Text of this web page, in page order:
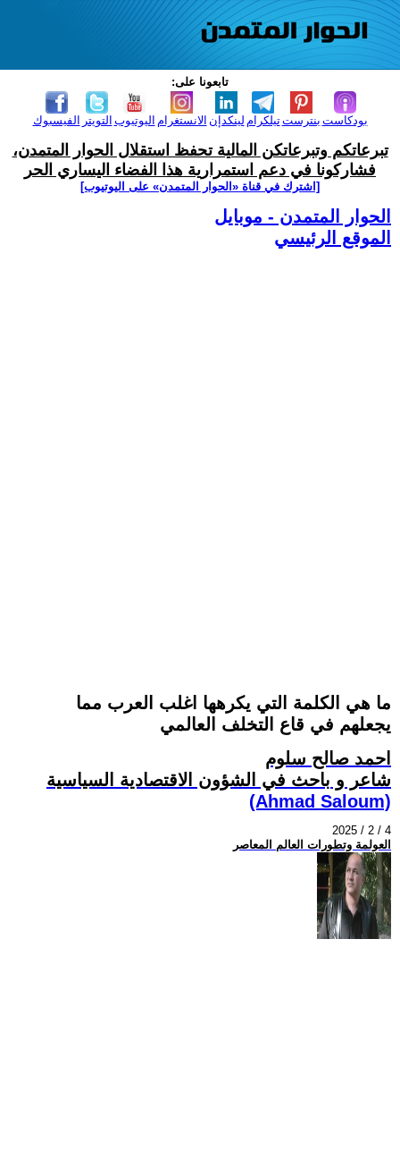
تابعونا على:
الفيسبوك التويتر اليوتيوب الانستغرام لينكدإن تيلكرامبنترست بودكاست
تبرعاتكم وتبرعاتكن المالية تحفظ استقلال الحوار المتمدن،
فشاركونا في دعم استمرارية هذا الفضاء اليساري الحر
[اشترك في قناة ‫«الحوار المتمدن» على اليوتيوب]
الحوار المتمدن - موبايل
الموقع الرئيسي
ما هي الكلمة التي يكرهها اغلب العرب مما
يجعلهم في قاع التخلف العالمي
احمد صالح سلوم
شاعر و باحث في الشؤون الاقتصادية السياسية
(Ahmad Saloum)
2025 / 2 / 4
العولمة وتطورات العالم المعاصر